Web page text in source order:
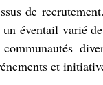
de
éventail varié
et